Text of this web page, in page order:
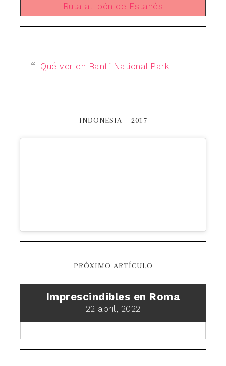
Ruta al Ibón de Estanés
Qué ver en Banff National Park
INDONESIA – 2017
PRÓXIMO ARTÍCULO
Imprescindibles en Roma
22 abril, 2022